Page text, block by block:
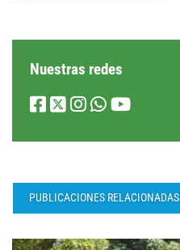
Nuestras redes
PUBLICACIONES RELACIONADAS